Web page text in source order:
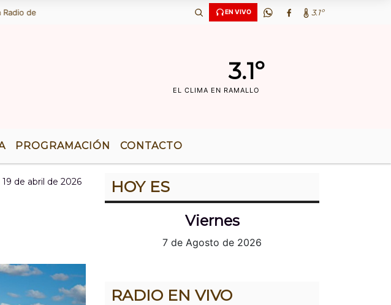
| TENEMOS 36 AÃ‘OS DE RADIO | EN VIVO 3.1º
3.1º
EL CLIMA EN RAMALLO
PROGRAMACIÓN CONTACTO
19 de abril de 2026 HOY ES
Viernes
7 de Agosto de 2026
RADIO EN VIVO